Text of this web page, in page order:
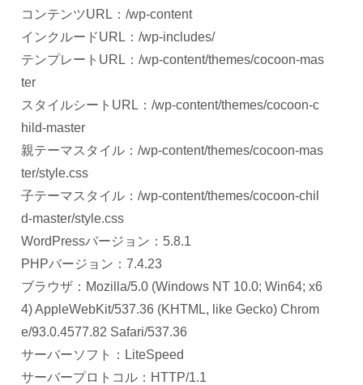
コンテンツURL：/wp-content
インクルードURL：/wp-includes/
テンプレートURL：/wp-content/themes/cocoon-mas
ter
スタイルシートURL：/wp-content/themes/cocoon-c
hild-master
親テーマスタイル：/wp-content/themes/cocoon-mas
ter/style.css
子テーマスタイル：/wp-content/themes/cocoon-chil
d-master/style.css
WordPressバージョン：5.8.1
PHPバージョン：7.4.23
ブラウザ：Mozilla/5.0 (Windows NT 10.0; Win64; x6
4) AppleWebKit/537.36 (KHTML, like Gecko) Chrom
e/93.0.4577.82 Safari/537.36
サーバーソフト：LiteSpeed
サーバープロトコル：HTTP/1.1